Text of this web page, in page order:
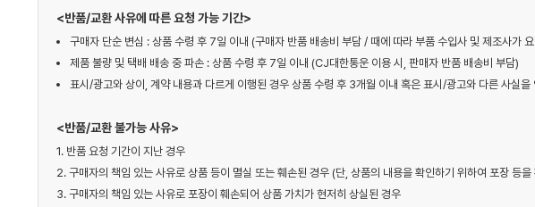
<반품/교환 사유에 따른 요청 가능 기간>
구매자 단순 변심 : 상품 수령 후 7일 이내 (구매자 반품 배송비 부담 / 때에 따라 부품 수입사 및 제조사가
제품 불량 및 택배 배송 중 파손 : 상품 수령 후 7일 이내 (CJ대한통운 이용 시, 판매자 반품 배송비 부담)
표시/광고와 상이, 계약 내용과 다르게 이행된 경우 상품 수령 후 3개월 이내 혹은 표시/광고와 다른 사
<반품/교환 불가능 사유>
1. 반품 요청 기간이 지난 경우
2. 구매자의 책임 있는 사유로 상품 등이 멸실 또는 훼손된 경우 (단, 상품의 내용을 확인하기 위하여 포장 등을
3. 구매자의 책임 있는 사유로 포장이 훼손되어 상품 가치가 현저히 상실된 경우